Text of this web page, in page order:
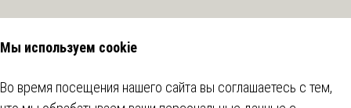
Мы используем cookie
Во время посещения нашего сайта вы соглашаетесь с тем,